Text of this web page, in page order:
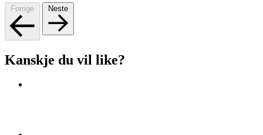
Forrige Neste
Kanskje du vil like?